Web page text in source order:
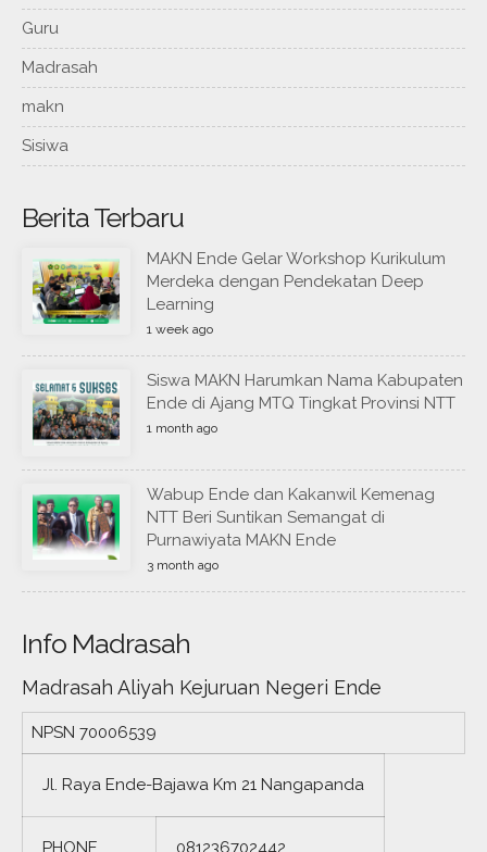
Guru
Madrasah
makn
Sisiwa
Berita Terbaru
MAKN Ende Gelar Workshop Kurikulum
Merdeka dengan Pendekatan Deep
Learning
1 week ago
Siswa MAKN Harumkan Nama Kabupaten
Ende di Ajang MTQ Tingkat Provinsi NTT
1 month ago
Wabup Ende dan Kakanwil Kemenag
NTT Beri Suntikan Semangat di
Purnawiyata MAKN Ende
3 month ago
Info Madrasah
Madrasah Aliyah Kejuruan Negeri Ende
NPSN 70006539
Jl. Raya Ende-Bajawa Km 21 Nangapanda
PHONE 081236702442